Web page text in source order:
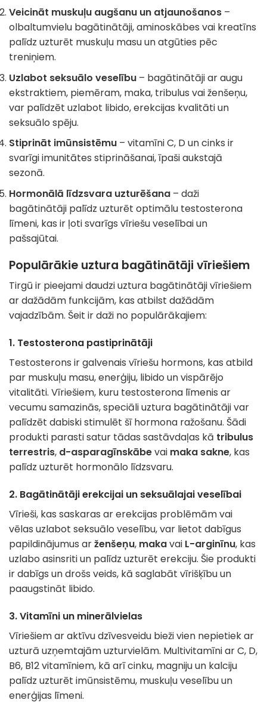
Veicināt muskuļu augšanu un atjaunošanos –
olbaltumvielu bagātinātāji, aminoskābes vai kreatīns
palīdz uzturēt muskuļu masu un atgūties pēc
treniņiem.
Uzlabot seksuālo veselību – bagātinātāji ar augu
ekstraktiem, piemēram, maka, tribulus vai ženšeņu,
var palīdzēt uzlabot libido, erekcijas kvalitāti un
seksuālo spēju.
Stiprināt imūnsistēmu – vitamīni C, D un cinks ir
svarīgi imunitātes stiprināšanai, īpaši aukstajā
sezonā.
Hormonālā līdzsvara uzturēšana – daži
bagātinātāji palīdz uzturēt optimālu testosterona
līmeni, kas ir ļoti svarīgs vīriešu veselībai un
pašsajūtai.
Populārākie uztura bagātinātāji vīriešiem
Tirgū ir pieejami daudzi uztura bagātinātāji vīriešiem
ar dažādām funkcijām, kas atbilst dažādām
vajadzībām. Šeit ir daži no populārākajiem:
1. Testosterona pastiprinātāji
Testosterons ir galvenais vīriešu hormons, kas atbild
par muskuļu masu, enerģiju, libido un vispārējo
vitalitāti. Vīriešiem, kuru testosterona līmenis ar
vecumu samazinās, speciāli uztura bagātinātāji var
palīdzēt dabiski stimulēt šī hormona ražošanu. Šādi
produkti parasti satur tādas sastāvdaļas kā tribulus
terrestris, d-asparagīnskābevai maka sakne, kas
palīdz uzturēt hormonālo līdzsvaru.
2. Bagātinātāji erekcijai un seksuālajai veselībai
Vīrieši, kas saskaras ar erekcijas problēmām vai
vēlas uzlabot seksuālo veselību, var lietot dabīgus
papildinājumus arženšeņu, makavai L-arginīnu, kas
uzlabo asinsriti un palīdz uzturēt erekciju. Šie produkti
ir dabīgs un drošs veids, kā saglabāt vīrišķību un
paaugstināt libido.
3.Vitamīni un minerālvielas
Vīriešiem ar aktīvu dzīvesveidu bieži vien nepietiek ar
uzturā uzņemtajām uzturvielām. Multivitamīni ar C, D,
B6, B12 vitamīniem, kā arī cinku, magniju un kalciju
palīdz uzturēt imūnsistēmu, muskuļu veselību un
enerģijas līmeni.